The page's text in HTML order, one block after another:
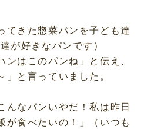
てきた惣菜パンを子ども達
が好きなパンです）
はこのパンね」と伝え、
と言っていました。
んなパンいやだ！私は昨日
が食べたいの！」（いつも